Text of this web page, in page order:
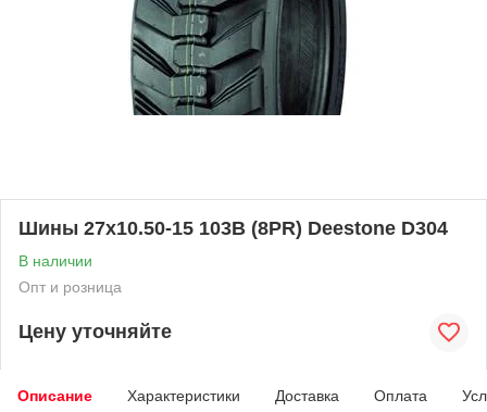
Шины 27x10.50-15 103B (8PR) Deestone D304
В наличии
Опт и розница
Цену уточняйте
Описание Характеристики Доставка Оплата